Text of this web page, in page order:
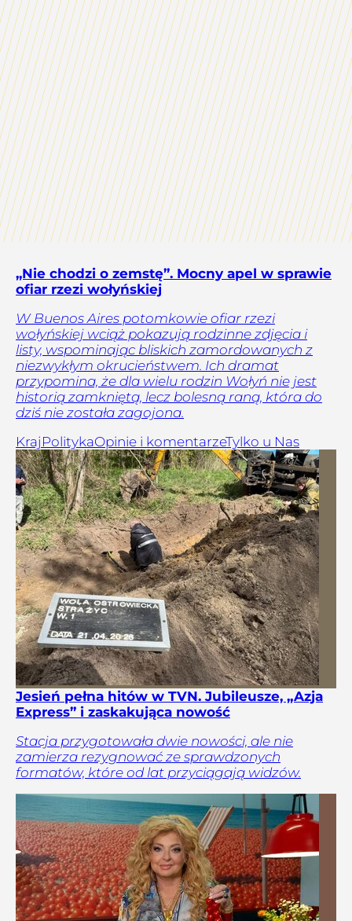
„Nie chodzi o zemstę”. Mocny apel w sprawie
ofiar rzezi wołyńskiej
W Buenos Aires potomkowie ofiar rzezi
wołyńskiej wciąż pokazują rodzinne zdjęcia i
listy, wspominając bliskich zamordowanych z
niezwykłym okrucieństwem. Ich dramat
przypomina, że dla wielu rodzin Wołyń nie jest
historią zamkniętą, lecz bolesną raną, która do
dziś nie została zagojona.
Kraj PolitykaOpinie i komentarzeTylko u Nas
Jesień pełna hitów w TVN. Jubileusze, „Azja
Express” i zaskakująca nowość
Stacja przygotowała dwie nowości, ale nie
zamierza rezygnować ze sprawdzonych
formatów, które od lat przyciągają widzów.